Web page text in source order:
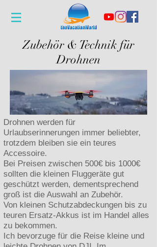
Zubehör & Technik für
Drohnen
Drohnen werden für
Urlaubserinnerungen immer beliebter,
trotzdem bleiben sie ein teures
Accessoire.
Bei Preisen zwischen 500€ bis 1000€
sollten die kleinen Fluggeräte gut
geschützt werden, dementsprechend
groß ist die Auswahl an Zubehör.
Von kleinen Schutzabdeckungen bis zu
teuren Ersatz-Akkus ist im Handel alles
zu bekommen.
Ich bevorzuge für die Reise kleine und